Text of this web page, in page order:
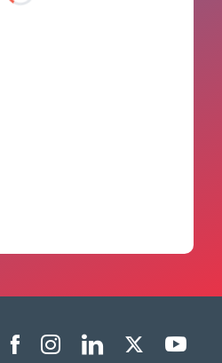
Menu liens sociaux